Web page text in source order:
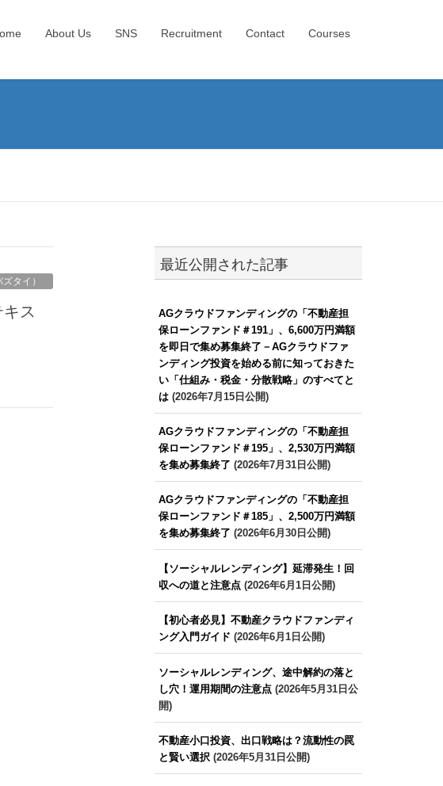
About Us SNS Recruitment Contact Courses
タイ）
ス
最近公開された記事
AGクラウドファンディングの「不動産担
保ローンファンド＃191」、6,600万円満額
を即日で集め募集終了－AGクラウドファ
ンディング投資を始める前に知っておきた
い「仕組み・税金・分散戦略」のすべてと
は(2026年7月15日公開)
AGクラウドファンディングの「不動産担
保ローンファンド＃195」、2,530万円満額
を集め募集終了 (2026年7月31日公開)
AGクラウドファンディングの「不動産担
保ローンファンド＃185」、2,500万円満額
を集め募集終了 (2026年6月30日公開)
【ソーシャルレンディング】延滞発生！回
収への道と注意点(2026年6月1日公開)
【初心者必見】不動産クラウドファンディ
ング入門ガイド (2026年6月1日公開)
ソーシャルレンディング、途中解約の落と
し穴！運用期間の注意点(2026年5月31日公
開)
不動産小口投資、出口戦略は？流動性の罠
と賢い選択(2026年5月31日公開)